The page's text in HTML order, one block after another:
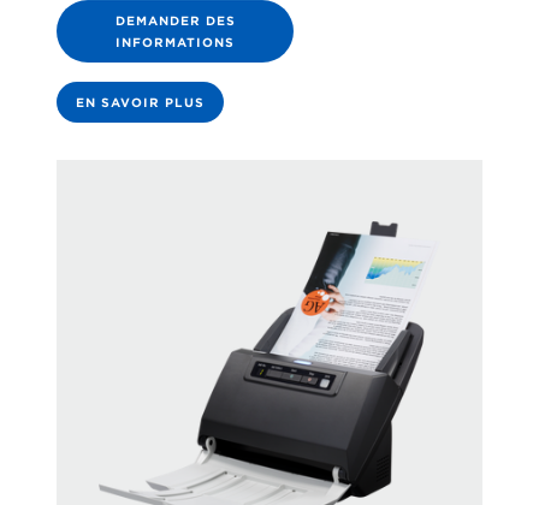
DEMANDER DES
INFORMATIONS
EN SAVOIR PLUS